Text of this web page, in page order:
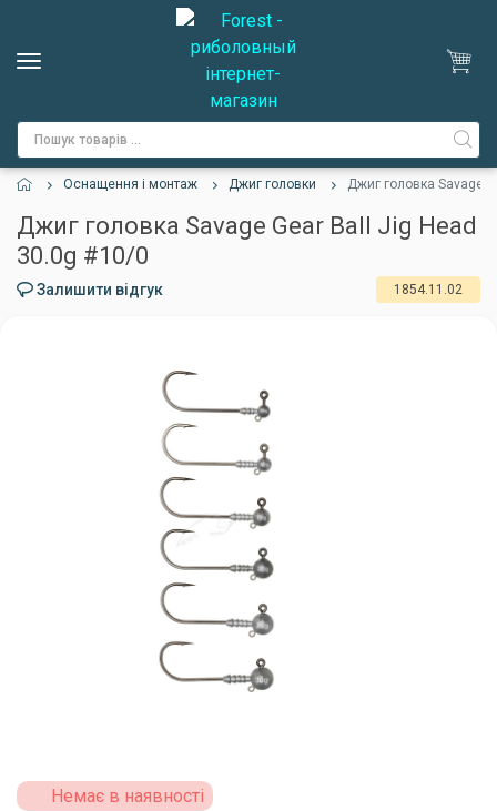
Оснащення і монтаж Джиг головки Джиг головка Savage
Джиг головка Savage Gear Ball Jig Head
30.0g #10/0
Залишити відгук 1854.11.02
Немає в наявності